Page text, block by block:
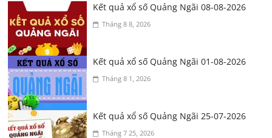
Kết quả xổ số Quảng Ngãi 08-08-2026
Tháng 8 8, 2026
Kết quả xổ số Quảng Ngãi 01-08-2026
Tháng 8 1, 2026
Kết quả xổ số Quảng Ngãi 25-07-2026
Tháng 7 25, 2026